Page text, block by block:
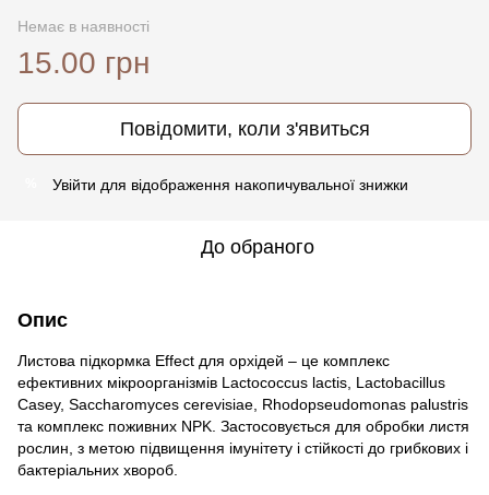
Немає в наявності
15.00 грн
Повідомити, коли з'явиться
Увійти для відображення накопичувальної знижки
До обраного
Опис
Листова підкормка Effect для орхідей – це комплекс
ефективних мікроорганізмів Lactococcus lactis, Lactobacillus
Casey, Saccharomyces cerevisiae, Rhodopseudomonas palustris
та комплекс поживних NPK. Застосовується для обробки листя
рослин, з метою підвищення імунітету і стійкості до грибкових і
бактеріальних хвороб.